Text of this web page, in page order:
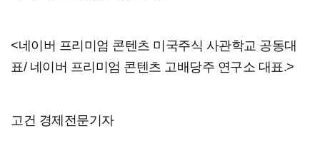
<네이버 프리미엄 콘텐츠 미국주식 사관학교 공동대
표/ 네이버 프리미엄 콘텐츠 고배당주 연구소 대표.>
고건 경제전문기자